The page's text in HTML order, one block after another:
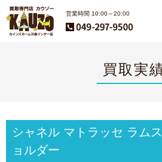
営業時間 10:00～20:00
買取実
シャネル マトラッセ ラム
ョルダー